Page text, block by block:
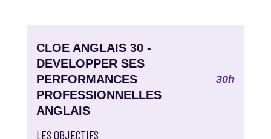
CLOE ANGLAIS 30 -
DEVELOPPER SES
PERFORMANCES
PROFESSIONNELLES
ANGLAIS
30h
LES OBJECTIFS